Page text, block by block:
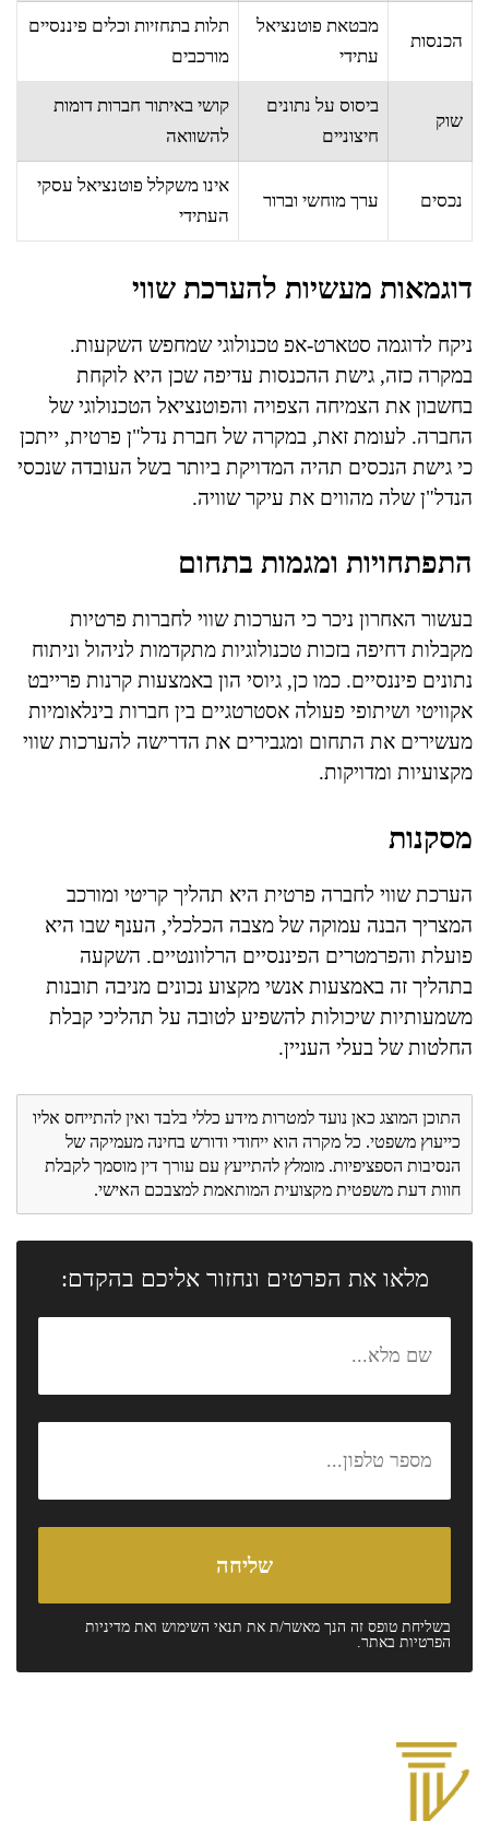
הכנסות
מבטאת פוטנציאל
עתידי
תלות בתחזיות וכלים פיננסיים
מורכבים
שוק
ביסוס על נתונים
חיצוניים
קושי באיתור חברות דומות
להשוואה
נכסים ערך מוחשי וברור
אינו משקלל פוטנציאל עסקי
העתידי
דוגמאות מעשיות להערכת שווי
ניקח לדוגמה סטארט-אפ טכנולוגי שמחפש השקעות.
במקרה כזה, גישת ההכנסות עדיפה שכן היא לוקחת
בחשבון את הצמיחה הצפויה והפוטנציאל הטכנולוגי של
החברה. לעומת זאת, במקרה של חברת נדל"ן פרטית, ייתכן
כי גישת הנכסים תהיה המדויקת ביותר בשל העובדה שנכסי
הנדל"ן שלה מהווים את עיקר שוויה.
התפתחויות ומגמות בתחום
בעשור האחרון ניכר כי הערכות שווי לחברות פרטיות
מקבלות דחיפה בזכות טכנולוגיות מתקדמות לניהול וניתוח
נתונים פיננסיים. כמו כן, גיוסי הון באמצעות קרנות פרייבט
אקוויטי ושיתופי פעולה אסטרטגיים בין חברות בינלאומיות
מעשירים את התחום ומגבירים את הדרישה להערכות שווי
מקצועיות ומדויקות.
מסקנות
הערכת שווי לחברה פרטית היא תהליך קריטי ומורכב
המצריך הבנה עמוקה של מצבה הכלכלי, הענף שבו היא
פועלת והפרמטרים הפיננסיים הרלוונטיים. השקעה
בתהליך זה באמצעות אנשי מקצוע נכונים מניבה תובנות
משמעותיות שיכולות להשפיע לטובה על תהליכי קבלת
החלטות של בעלי העניין.
התוכן המוצג כאן נועד למטרות מידע כללי בלבד ואין להתייחס אליו
כייעוץ משפטי. כל מקרה הוא ייחודי ודורש בחינה מעמיקה של
הנסיבות הספציפיות. מומלץ להתייעץ עם עורך דין מוסמך לקבלת
חוות דעת משפטית מקצועית המותאמת למצבכם האישי.
מלאו את הפרטים ונחזור אליכם בהקדם:
בשליחת טופס זה הנך מאשר/ת את תנאי השימוש ואת מדיניות
הפרטיות באתר.